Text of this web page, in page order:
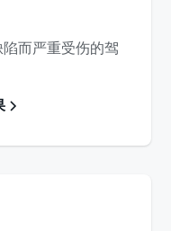
而严重受伤的驾